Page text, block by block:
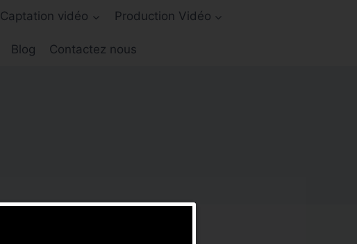
Captation vidéo Production Vidéo
Blog Contactez nous